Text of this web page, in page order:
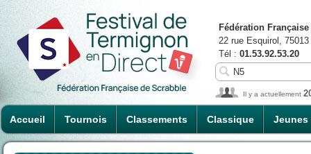
Accueil Tournois Classements Classique Jeunes
Fédération
22 rue Esquirol,
Tél : 01.53.92.53.20
Il y a actuellement